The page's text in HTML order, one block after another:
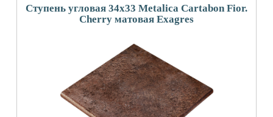
Ступень угловая 34x33 Metalica Cartabon Fior.
Cherry матовая Exagres